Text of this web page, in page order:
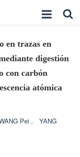
en trazas en
digestión
con carbón
atómica
Pei ,
YANG